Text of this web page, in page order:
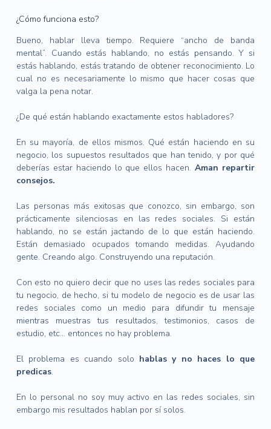
¿Cómo funciona esto?
Bueno, hablar lleva tiempo. Requiere “ancho de banda
mental”. Cuando estás hablando, no estás pensando. Y si
estás hablando, estás tratando de obtener reconocimiento. Lo
cual no es necesariamente lo mismo que hacer cosas que
valga la pena notar.
¿De qué están hablando exactamente estos habladores?
En su mayoría, de ellos mismos. Qué están haciendo en su
negocio, los supuestos resultados que han tenido, y por qué
deberías estar haciendo lo que ellos hacen.Aman repartir
consejos.
Las personas más exitosas que conozco, sin embargo, son
prácticamente silenciosas en las redes sociales. Si están
hablando, no se están jactando de lo que están haciendo.
Están demasiado ocupados tomando medidas. Ayudando
gente. Creando algo. Construyendo una reputación.
Con esto no quiero decir que no uses las redes sociales para
tu negocio, de hecho, si tu modelo de negocio es de usar las
redes sociales como un medio para difundir tu mensaje
mientras muestras tus resultados, testimonios, casos de
estudio, etc… entonces no hay problema.
El problema es cuando solo hablas y no haces lo que
predicas.
En lo personal no soy muy activo en las redes sociales, sin
embargo mis resultados hablan por sí solos.